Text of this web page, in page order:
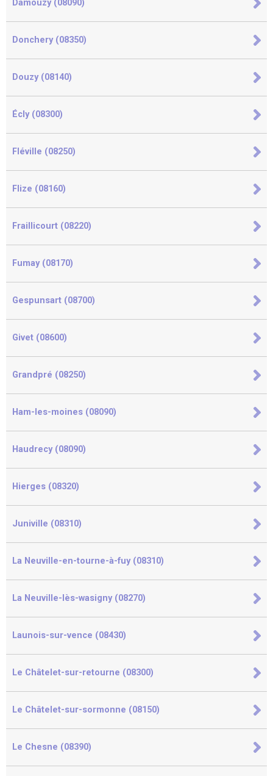
Damouzy (08090)
Donchery (08350)
Douzy (08140)
Écly (08300)
Fléville (08250)
Flize (08160)
Fraillicourt (08220)
Fumay (08170)
Gespunsart (08700)
Givet (08600)
Grandpré (08250)
Ham-les-moines (08090)
Haudrecy (08090)
Hierges (08320)
Juniville (08310)
La Neuville-en-tourne-à-fuy (08310)
La Neuville-lès-wasigny (08270)
Launois-sur-vence (08430)
Le Châtelet-sur-retourne (08300)
Le Châtelet-sur-sormonne (08150)
Le Chesne (08390)